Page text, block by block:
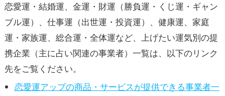
恋愛運・結婚運、金運・財運（勝負運・くじ運・ギャン
ブル運）、仕事運（出世運・投資運）、健康運、家庭
運・家族運、総合運・全体運など、上げたい運気別の提
携企業（主に占い関連の事業者）一覧は、以下のリンク
先をご覧ください。
恋愛運アップの商品・サービスが提供できる事業者一